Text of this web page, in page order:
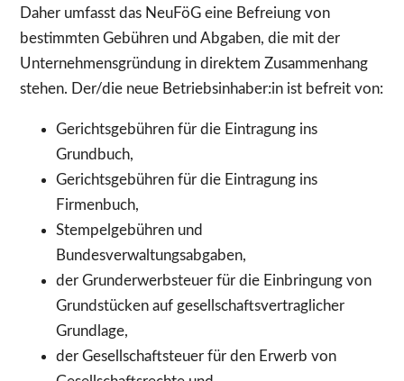
Daher umfasst das NeuFöG eine Befreiung von
bestimmten Gebühren und Abgaben, die mit der
Unternehmensgründung in direktem Zusammenhang
stehen. Der/die neue Betriebsinhaber:in ist befreit von:
Gerichtsgebühren für die Eintragung ins
Grundbuch,
Gerichtsgebühren für die Eintragung ins
Firmenbuch,
Stempelgebühren und
Bundesverwaltungsabgaben,
der Grunderwerbsteuer für die Einbringung von
Grundstücken auf gesellschaftsvertraglicher
Grundlage,
der Gesellschaftsteuer für den Erwerb von